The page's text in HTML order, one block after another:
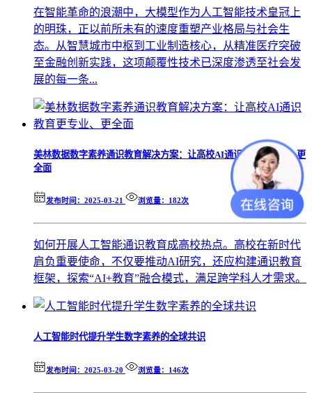
在智能革命的浪潮中，大模型作为人工智能技术皇冠上
的明珠，正以前所未有的速度重塑产业格局与社会生
态。从智慧城市中枢到工业制造核心，从精准医疗突破
至金融创新实践，这项颠覆性技术已深度渗透至社会发
展的每一条...
美林数据数字素养通识教育解决方案：让高校AI通识教育更专业、更
全面
发布时间：2025-03-21 浏览量：182次
如何开展人工智能通识教育成高校热点。高校在新时代
肩负重要使命，不仅要推动AI研究，还应构建通识教育
框架，探索“AI+教育”融合模式，满足跨学科人才需求。
人工智能时代提升学生数字素养的全球共识
发布时间：2025-03-20 浏览量：146次